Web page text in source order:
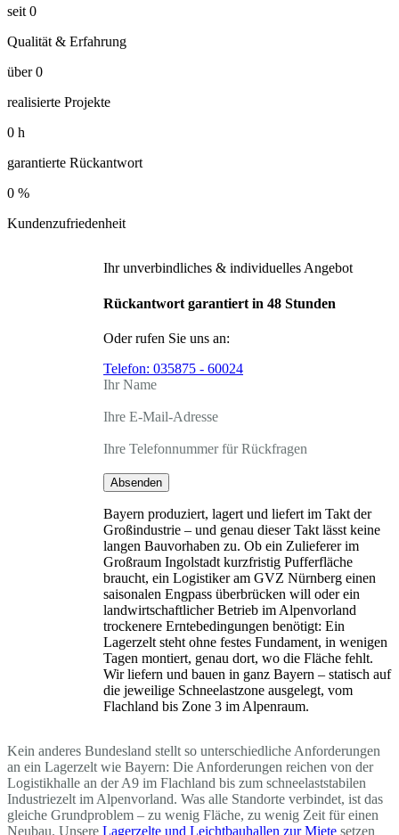
seit 0
Qualität & Erfahrung
über 0
realisierte Projekte
0 h
garantierte Rückantwort
0 %
Kundenzufriedenheit
Ihr unverbindliches & individuelles Angebot
Rückantwort garantiert in 48 Stunden
Oder rufen Sie uns an:
Telefon: 035875 - 60024
Ihr Name
Ihre E-Mail-Adresse
Ihre Telefonnummer für Rückfragen
Absenden
Bayern produziert, lagert und liefert im Takt der
Großindustrie – und genau dieser Takt lässt keine
langen Bauvorhaben zu. Ob ein Zulieferer im
Großraum Ingolstadt kurzfristig Pufferfläche
braucht, ein Logistiker am GVZ Nürnberg einen
saisonalen Engpass überbrücken will oder ein
landwirtschaftlicher Betrieb im Alpenvorland
trockenere Erntebedingungen benötigt: Ein
Lagerzelt steht ohne festes Fundament, in wenigen
Tagen montiert, genau dort, wo die Fläche fehlt.
Wir liefern und bauen in ganz Bayern – statisch auf
die jeweilige Schneelastzone ausgelegt, vom
Flachland bis Zone 3 im Alpenraum.
Kein anderes Bundesland stellt so unterschiedliche Anforderungen
an ein Lagerzelt wie Bayern: Die Anforderungen reichen von der
Logistikhalle an der A9 im Flachland bis zum schneelaststabilen
Industriezelt im Alpenvorland. Was alle Standorte verbindet, ist das
gleiche Grundproblem – zu wenig Fläche, zu wenig Zeit für einen
Neubau. Unsere Lagerzelte und Leichtbauhallen zur Miete setzen